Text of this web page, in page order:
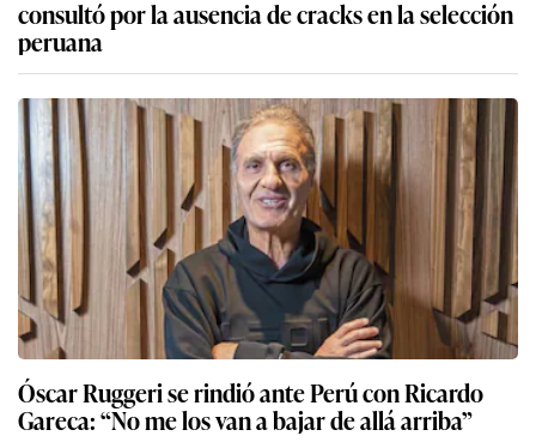
consultó por la ausencia de cracks en la selección
peruana
Óscar Ruggeri se rindió ante Perú con Ricardo
Gareca: “No me los van a bajar de allá arriba”